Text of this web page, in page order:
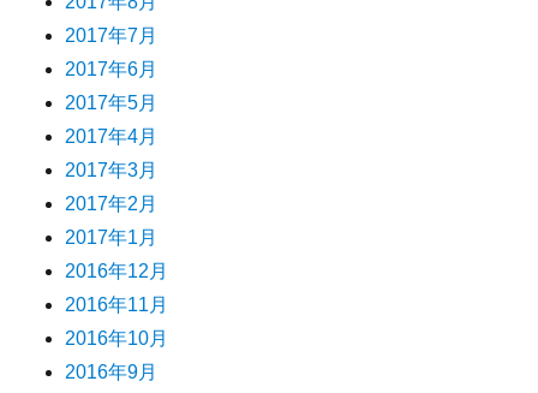
2017年7月
2017年6月
2017年5月
2017年4月
2017年3月
2017年2月
2017年1月
2016年12月
2016年11月
2016年10月
2016年9月